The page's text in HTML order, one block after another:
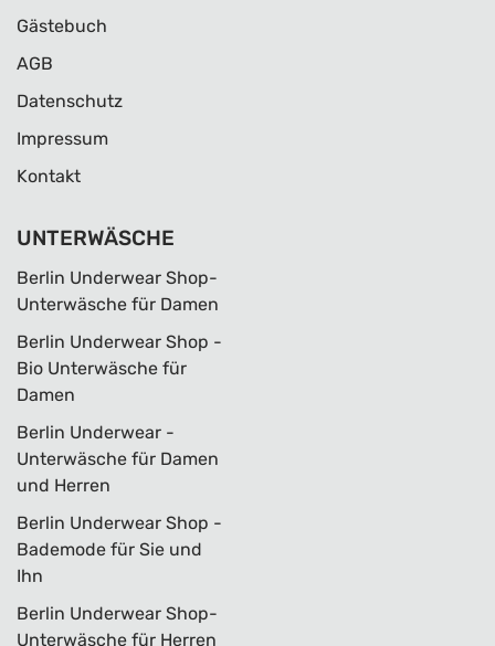
Gästebuch
AGB
Datenschutz
Impressum
Kontakt
UNTERWÄSCHE
Berlin Underwear Shop-
Unterwäsche für Damen
Berlin Underwear Shop -
Bio Unterwäsche für
Damen
Berlin Underwear -
Unterwäsche für Damen
und Herren
Berlin Underwear Shop -
Bademode für Sie und
Ihn
Berlin Underwear Shop-
Unterwäsche für Herren